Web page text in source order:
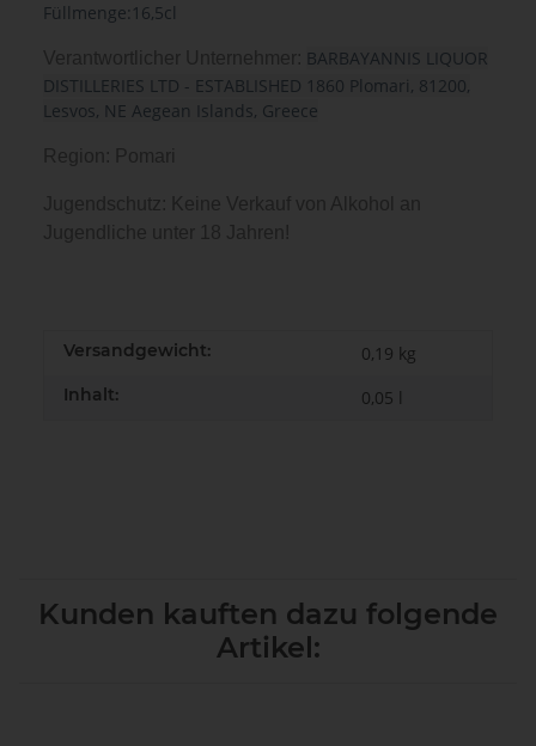
Füllmenge:16,5cl
BARBAYANNIS LIQUOR
DISTILLERIES LTD - ESTABLISHED 1860 Plomari, 81200,
Lesvos, NE Aegean Islands, Greece
Versandgewicht: 0,19 kg
Inhalt: 0,05 l
Kunden kauften dazu folgende
Artikel: